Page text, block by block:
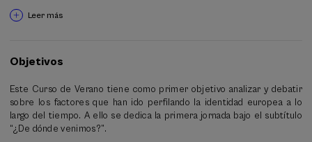
con otras regiones y las influencias recibidas de otros pueblos han
hecho de la diversidad cultural uno de los principales valores y señas
cultura o una lengua, la identidad europea está íntimamente ligada a la
rasgo central de la identidad europea.
En la actualidad, el proyecto de unión política de la actual Unión
Europea (UE) contribuye a consolidar el sentimiento de identidad
europea a través de la paz, los valores democráticos y la prosperidad
Leer más
Objetivos
Este Curso de Verano tiene como primer objetivo analizar y debatir
sobre los factores que han ido perfilando la identidad europea a lo
largo del tiempo. A ello se dedica la primera jornada bajo el subtítulo
“¿De dónde venimos?”.